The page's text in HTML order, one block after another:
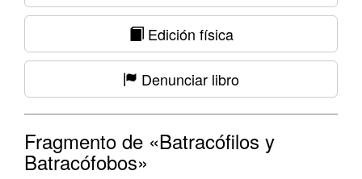
Edición física
Denunciar libro
Fragmento de «Batracófilos y
Batracófobos»